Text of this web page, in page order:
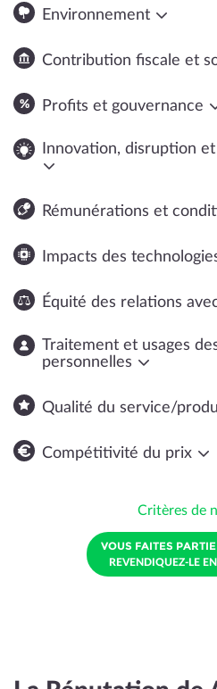
Environnement
Contribution fiscale et
Profits et gouvernance
Innovation, disruption
Rémunérations et
Impacts des
Équité des relations
Traitement et usages
personnelles
Qualité du service/
Compétitivité du prix
Critères de
VOUS FAITES
REVENDIQUEZ-LE